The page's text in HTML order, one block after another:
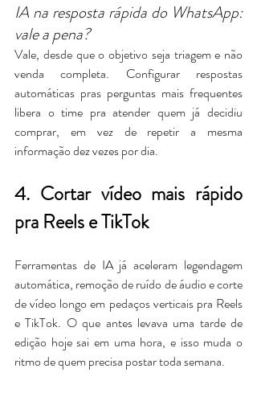
IA na resposta rápida do WhatsApp:
vale a pena?
Vale, desde que o objetivo seja triagem e não
venda completa. Configurar respostas
automáticas pras perguntas mais frequentes
libera o time pra atender quem já decidiu
comprar, em vez de repetir a mesma
informação dez vezes por dia.
4. Cortar vídeo mais rápido
pra Reels e TikTok
Ferramentas de IA já aceleram legendagem
automática, remoção de ruído de áudio e corte
de vídeo longo em pedaços verticais pra Reels
e TikTok. O que antes levava uma tarde de
edição hoje sai em uma hora, e isso muda o
ritmo de quem precisa postar toda semana.